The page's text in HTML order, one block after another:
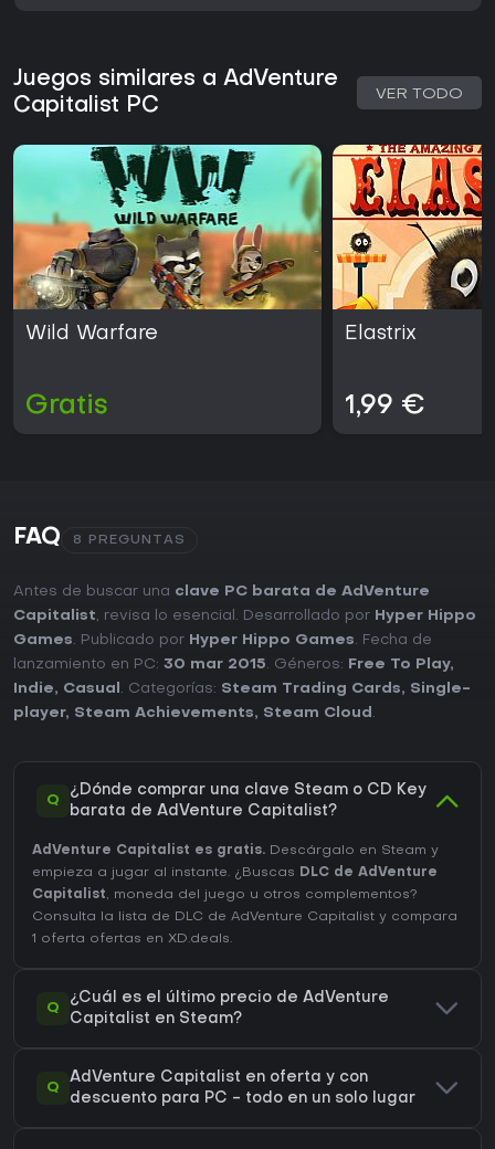
Juegos similares a AdVenture
Capitalist PC
VER TODO
Wild Warfare
Gratis
Elastrix
1,99 €
FAQ 8 PREGUNTAS
Antes de buscar una clave PC barata de AdVenture
Capitalist, revisa lo esencial. Desarrollado por Hyper Hippo
Games. Publicado por Hyper Hippo Games. Fecha de
lanzamiento en PC: 30 mar 2015. Géneros: Free To Play,
Indie, Casual . Categorías: Steam Trading Cards, Single-
player, Steam Achievements, Steam Cloud .
Q
¿Dónde comprar una clave Steam o CD Key
barata de AdVenture Capitalist?
AdVenture Capitalist es gratis. Descárgalo en Steam y
empieza a jugar al instante. ¿Buscas DLC de AdVenture
Capitalist, moneda del juego u otros complementos?
Consulta la lista de DLC de AdVenture Capitalist y compara
1 oferta ofertas en XD.deals.
Q
¿Cuál es el último precio de AdVenture
Capitalist en Steam?
Q
AdVenture Capitalist en oferta y con
descuento para PC - todo en un solo lugar